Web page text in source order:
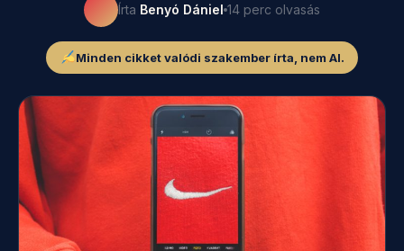
Írta Benyó Dániel 14 perc olvasás
Minden cikket valódi szakember írta, nem AI.